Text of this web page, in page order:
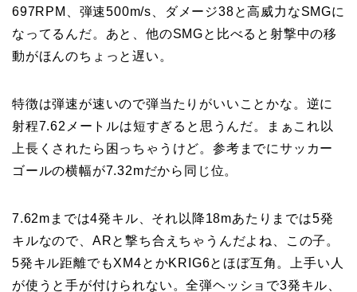
697RPM、弾速500m/s、ダメージ38と高威力なSMGに
なってるんだ。あと、他のSMGと比べると射撃中の移
動がほんのちょっと遅い。
特徴は弾速が速いので弾当たりがいいことかな。逆に
射程7.62メートルは短すぎると思うんだ。まぁこれ以
上長くされたら困っちゃうけど。参考までにサッカー
ゴールの横幅が7.32mだから同じ位。
7.62mまでは4発キル、それ以降18mあたりまでは5発
キルなので、ARと撃ち合えちゃうんだよね、この子。
5発キル距離でもXM4とかKRIG6とほぼ互角。上手い人
が使うと手が付けられない。全弾ヘッショで3発キル、